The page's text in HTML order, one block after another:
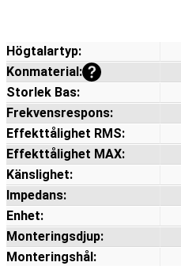
Högtalartyp:
Konmaterial:Visa mer information
Storlek Bas:
Frekvensrespons:
Effekttålighet RMS:
Effekttålighet MAX:
Känslighet:
Impedans:
Enhet:
Monteringsdjup:
Monteringshål: